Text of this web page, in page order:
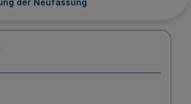
der Neufassung